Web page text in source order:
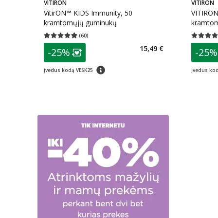
VITIRON
VitirON™ KIDS Immunity, 50
kramtomųjų guminukų
(60)
Vidutinis įvertinimas 4.98
patarimas
Lojalumo klubo narių nuolaida:
-25%
Įvedus kodą VESK25 patarimas
15,49 €
VITIRON
Vidutinis
-25%
Įvedus